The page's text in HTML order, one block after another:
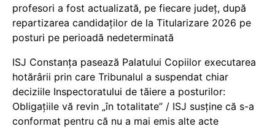
profesori a fost actualizată, pe fiecare județ, după
repartizarea candidaților de la Titularizare 2026 pe
posturi pe perioadă nedeterminată
ISJ Constanța pasează Palatului Copiilor executarea
hotărârii prin care Tribunalul a suspendat chiar
deciziile Inspectoratului de tăiere a posturilor:
Obligațiile vă revin „în totalitate” / ISJ susține că s-a
conformat pentru că nu a mai emis alte acte